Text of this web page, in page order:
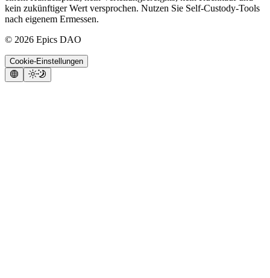
kein zukünftiger Wert versprochen. Nutzen Sie Self-Custody-Tools
nach eigenem Ermessen.
© 2026 Epics DAO
Cookie-Einstellungen